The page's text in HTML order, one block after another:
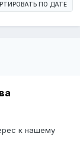
ПО ДАТЕ
к нашему